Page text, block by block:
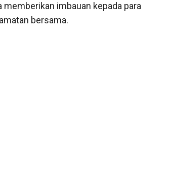
imbauan kepada para
bersama.